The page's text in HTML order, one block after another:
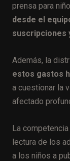
prensa para
desde el
suscripciones
Además, la
estos gastos
a cuestionar la
afectado
La
lectura de los
a los niños a